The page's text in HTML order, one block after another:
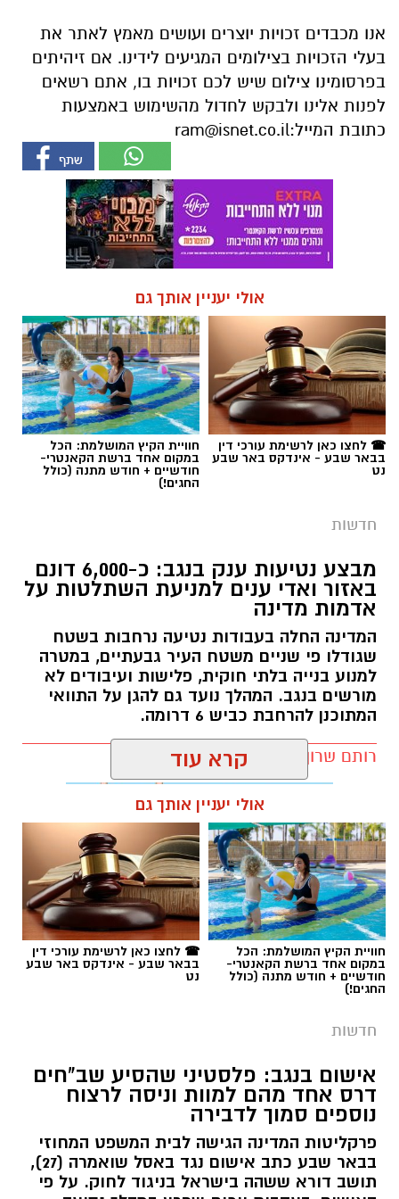
אנו מכבדים זכויות יוצרים ועושים מאמץ לאתר את
בעלי הזכויות בצילומים המגיעים לידינו. אם זיהיתים
בפרסומינו צילום שיש לכם זכויות בו, אתם רשאים
לפנות אלינו ולבקש לחדול מהשימוש באמצעות
כתובת המייל:ram@isnet.co.il
אולי יעניין אותך גם
☎ לחצו כאן לרשימת עורכי דין
בבאר שבע - אינדקס באר שבע
נט
חוויית הקיץ המושלמת: הכל
במקום אחד ברשת הקאנטרי-
חודשיים + חודש מתנה (כולל
החגים!)
חדשות
מבצע נטיעות ענק בנגב: כ-6,000 דונם
באזור ואדי ענים למניעת השתלטות על
אדמות מדינה
המדינה החלה בעבודות נטיעה נרחבות בשטח
שגודלו פי שניים משטח העיר גבעתיים, במטרה
למנוע בנייה בלתי חוקית, פלישות ועיבודים לא
מורשים בנגב. המהלך נועד גם להגן על התוואי
המתוכנן להרחבת כביש 6 דרומה.
רותם שרון / 11:32 08.08.26
תגים:רמ''י
קרא עוד
אולי יעניין אותך גם
חוויית הקיץ המושלמת: הכל
במקום אחד ברשת הקאנטרי-
חודשיים + חודש מתנה (כולל
החגים!)
☎ לחצו כאן לרשימת עורכי דין
בבאר שבע - אינדקס באר שבע
נט
חדשות
אישום בנגב: פלסטיני שהסיע שב"חים
דרס אחד מהם למוות וניסה לרצוח
נוספים סמוך לדבירה
פרקליטות המדינה הגישה לבית המשפט המחוזי
בבאר שבע כתב אישום נגד באסל שואמרה (27),
תושב דורא ששהה בישראל בניגוד לחוק. על פי